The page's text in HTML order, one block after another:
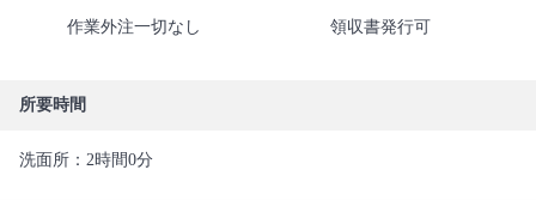
作業外注一切なし 領収書発行可
所要時間
洗面所：2時間0分